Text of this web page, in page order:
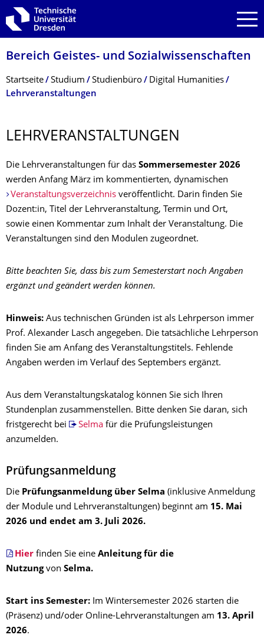
Zur Hauptnavigation springen
Zur Suche springen
Zum Inhalt springen
Bereich Geistes- und Sozialwissenschaf­ten
Breadcrumb-Menü
Startseite Studium Studienbüro
Digital Humanities
Lehrveranstaltungen
LEHRVERANSTAL­TUNGEN
Die Lehrveranstaltungen für das Sommersemester 2026
werden Anfang März im kommentierten, dynamischen
Veranstaltungsverzeichnisveröffentlicht. Darin finden Sie
Dozent:in, Titel der Lehrveranstaltung, Termin und Ort,
sowie einen Kommentar zum Inhalt der Veranstaltung. Die
Veranstaltungen sind den Modulen zugeordnet.
Bitte beachten Sie, dass bis zum Semesterstart noch Angaben
ergänzt und geändert werden können.
Hinweis: Aus technischen Gründen ist als Lehrperson immer
Prof. Alexander Lasch angegeben. Die tatsächliche Lehrperson
finden Sie am Anfang des Veranstaltungstitels. Fehlende
Angaben werden im Verlauf des Septembers ergänzt.
Aus dem Veranstaltungskatalog können Sie sich Ihren
Stundenplan zusammenstellen. Bitte denken Sie daran, sich
fristgerecht bei
Selmafür die Prüfungsleistungen
anzumelden.
Prüfungsanmeldung
Die Prüfungsanmeldung über Selma (inklusive Anmeldung
der Module und Lehrveranstaltungen) beginnt am 15. Mai
2026 und endet am 3. Juli 2026.
Hier finden Sie eine Anleitung für die
Nutzungvon Selma.
Start ins Semester: Im Wintersemester 2026 starten die
(Präsenz) und/oder Online-Lehrveranstaltungen am 13. April
2026.